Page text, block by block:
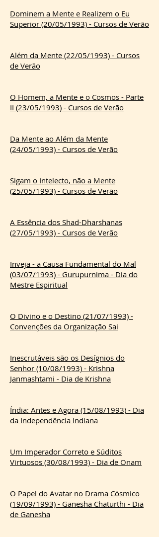
Dominem a Mente e Realizem o Eu
Superior (20/05/1993) - Cursos de Verão
Além da Mente (22/05/1993) - Cursos
de Verão
O Homem, a Mente e o Cosmos - Parte
II (23/05/1993) - Cursos de Verão
Da Mente ao Além da Mente
(24/05/1993) - Cursos de Verão
Sigam o Intelecto, não a Mente
(25/05/1993) - Cursos de Verão
A Essência dos Shad-Dharshanas
(27/05/1993) - Cursos de Verão
Inveja - a Causa Fundamental do Mal
(03/07/1993) - Gurupurnima - Dia do
Mestre Espiritual
O Divino e o Destino (21/07/1993) -
Convenções da Organização Sai
Inescrutáveis são os Desígnios do
Senhor (10/08/1993) - Krishna
Janmashtami - Dia de Krishna
Índia: Antes e Agora (15/08/1993) - Dia
da Independência Indiana
Um Imperador Correto e Súditos
Virtuosos (30/08/1993) - Dia de Onam
O Papel do Avatar no Drama Cósmico
(19/09/1993) - Ganesha Chaturthi - Dia
de Ganesha